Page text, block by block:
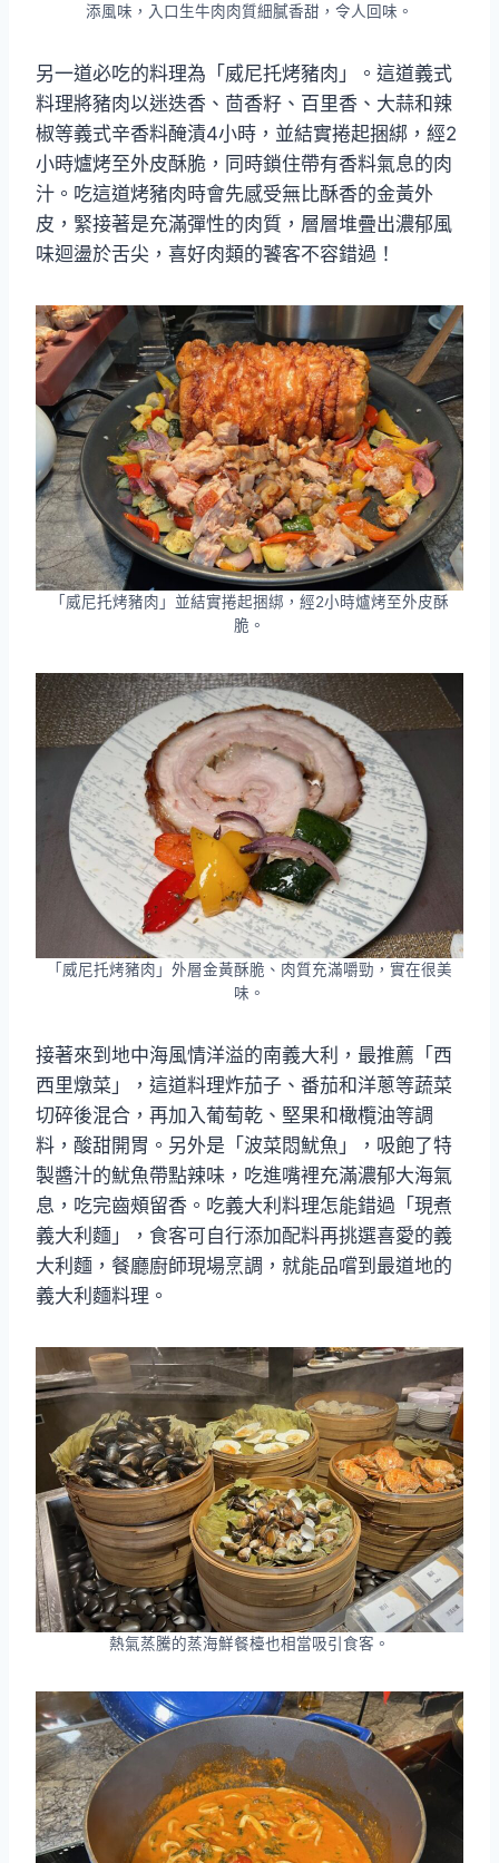
添風味，入口生牛肉肉質細膩香甜，令人回味。
另一道必吃的料理為「威尼托烤豬肉」。這道義式
料理將豬肉以迷迭香、茴香籽、百里香、大蒜和辣
椒等義式辛香料醃漬4小時，並結實捲起捆綁，經2
小時爐烤至外皮酥脆，同時鎖住帶有香料氣息的肉
汁。吃這道烤豬肉時會先感受無比酥香的金黃外
皮，緊接著是充滿彈性的肉質，層層堆疊出濃郁風
味迴盪於舌尖，喜好肉類的饕客不容錯過！
「威尼托烤豬肉」並結實捲起捆綁，經2小時爐烤至外皮酥
脆。
「威尼托烤豬肉」外層金黃酥脆、肉質充滿嚼勁，實在很美
味。
接著來到地中海風情洋溢的南義大利，最推薦「西
西里燉菜」，這道料理炸茄子、番茄和洋蔥等蔬菜
切碎後混合，再加入葡萄乾、堅果和橄欖油等調
料，酸甜開胃。另外是「波菜悶魷魚」，吸飽了特
製醬汁的魷魚帶點辣味，吃進嘴裡充滿濃郁大海氣
息，吃完齒頰留香。吃義大利料理怎能錯過「現煮
義大利麵」，食客可自行添加配料再挑選喜愛的義
大利麵，餐廳廚師現場烹調，就能品嚐到最道地的
義大利麵料理。
熱氣蒸騰的蒸海鮮餐檯也相當吸引食客。